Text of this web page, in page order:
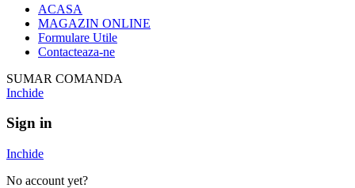
ACASA
MAGAZIN ONLINE
Formulare Utile
Contacteaza-ne
SUMAR COMANDA
Inchide
Sign in
Inchide
No account yet?